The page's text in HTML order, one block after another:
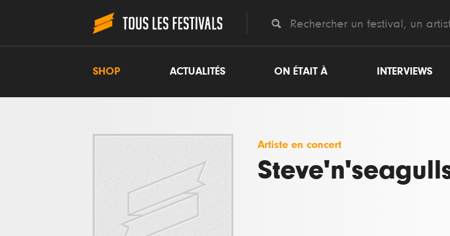
SHOP ACTUALITÉS ON ÉTAIT À INTERVIEWS
Artiste en concert